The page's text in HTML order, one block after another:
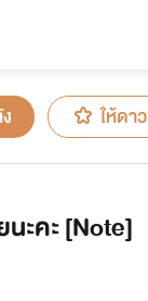
ให้ดาว
ะคะ [Note]